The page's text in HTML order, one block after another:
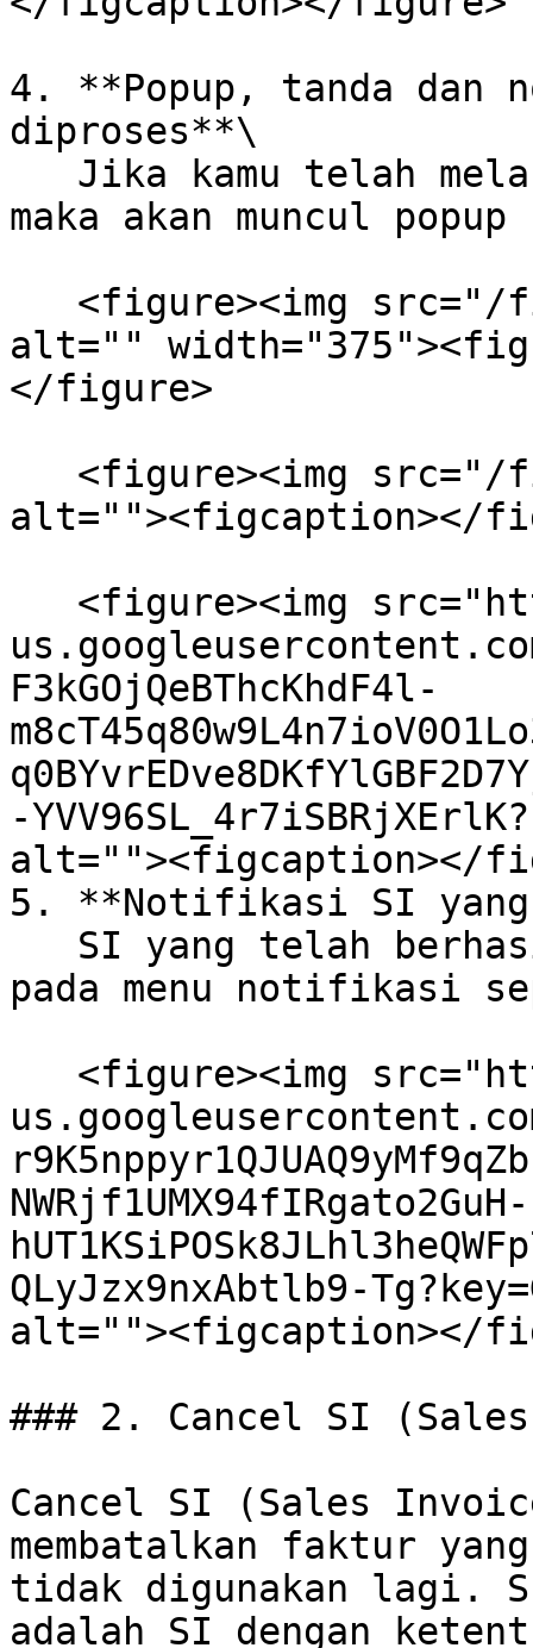
4. **Popup, tanda dan
diproses**\
maka akan muncul
alt=""
</figure>
alt=""><figcaption></
F3kGOjQeBThcKhdF4l-
-
alt=""><figcaption></
5. **Notifikasi SI
pada menu notifikasi
NWRjf1UMX94fIRgato2GuH-
QLyJzx9nxAbtlb9-
alt=""><figcaption></
### 2. Cancel SI
Cancel SI (Sales
membatalkan faktur
tidak digunakan lagi.
adalah SI dengan